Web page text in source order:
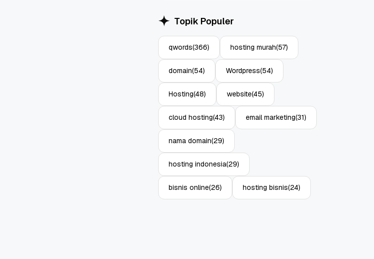
Aplikasi: Atasi Limitasi
11 Jun, 2026 4
Topik Populer
qwords(366) hosting murah(57)
domain(54) Wordpress(54)
Hosting(48) website(45)
cloud hosting(43) email marketing(31)
nama domain(29)
hosting indonesia(29)
bisnis online(26) hosting bisnis(24)